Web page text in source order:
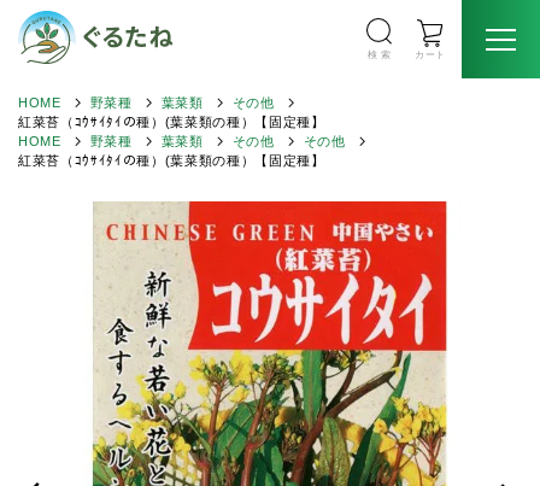
検 索 カート
HOME 野菜種 葉菜類
その他
紅菜苔（ｺｳｻｲﾀｲの種）(葉菜類の種）【固定種】
HOME
野菜種 葉菜類 その他
その他
紅菜苔（ｺｳｻｲﾀｲの種）(葉菜類の種）【固定種】